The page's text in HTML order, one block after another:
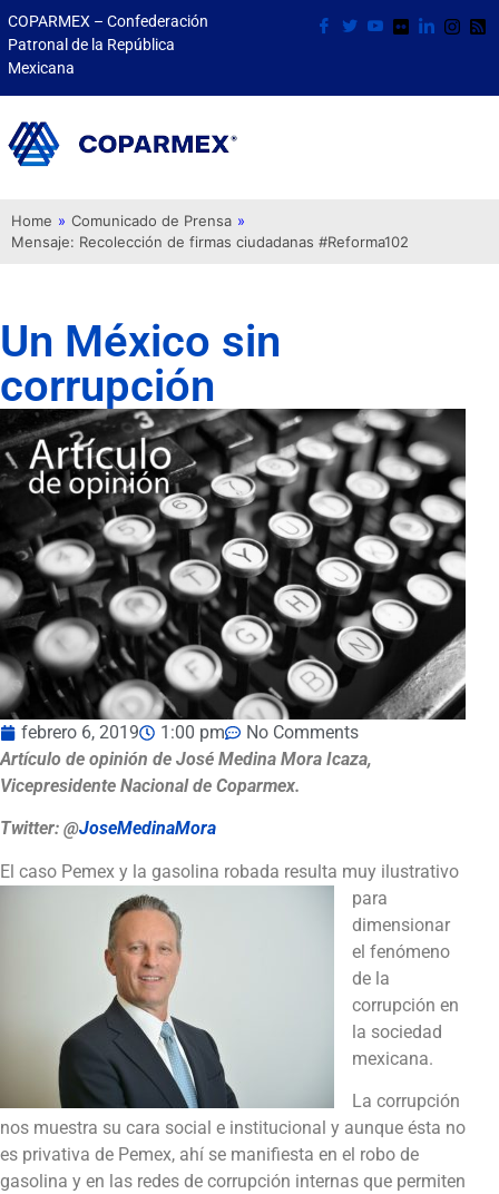
COPARMEX – Confederación
Patronal de la República
Mexicana
Home » Comunicado de Prensa »
Mensaje: Recolección de firmas ciudadanas #Reforma102
Un México sin
corrupción
febrero 6, 2019 1:00 pm
No Comments
Artículo de opinión de José Medina Mora Icaza,
Vicepresidente Nacional de Coparmex.
Twitter: @JoseMedinaMora
El caso Pemex y la gasolina robada resulta muy ilustrativo
para
dimensionar
el fenómeno
de la
corrupción en
la sociedad
mexicana.
La corrupción
nos muestra su cara social e institucional y aunque ésta no
es privativa de Pemex, ahí se manifiesta en el robo de
gasolina y en las redes de corrupción internas que permiten